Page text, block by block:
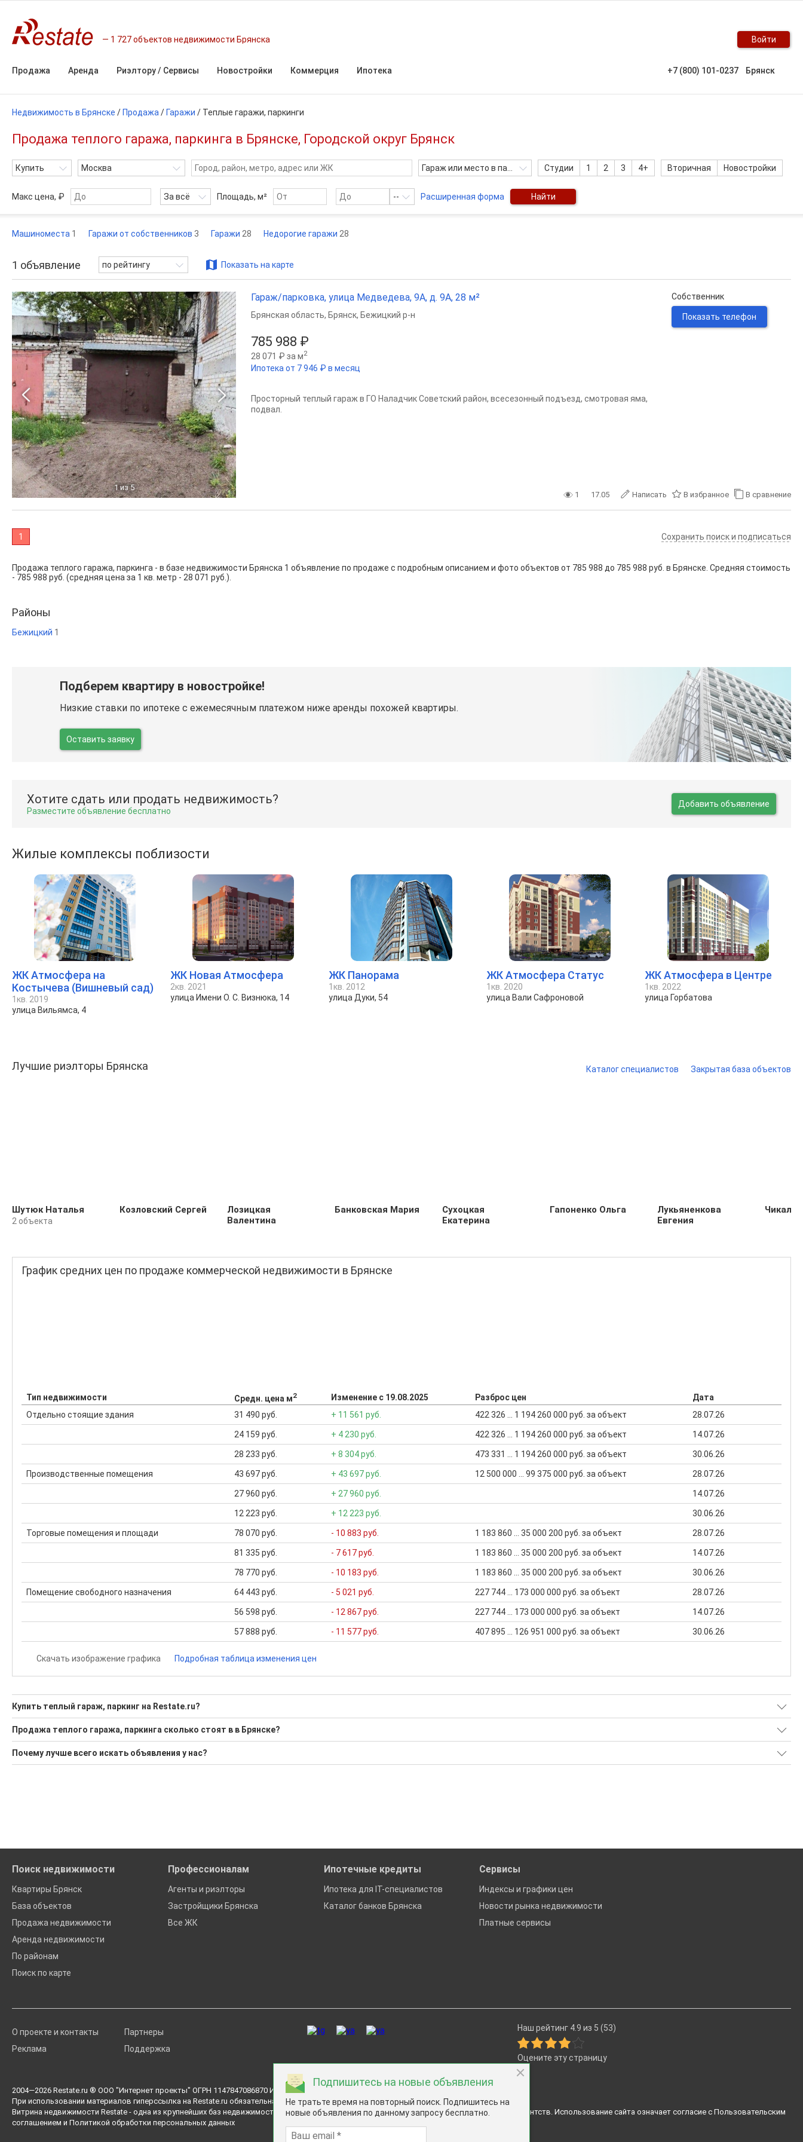
1 727 объектов недвижимости Брянска Войти
Продажа Аренда Риэлтору / Сервисы Новостройки Коммерция Ипотека +7 (800) 101-0237 Брянск
Недвижимость в Брянске / Продажа / Гаражи / Теплые гаражи, паркинги
Продажа теплого гаража, паркинга в Брянске, Городской округ Брянск
Купить Москва Гараж или место в паркинге Студии 1 2 3 4+ Вторичная Новостройки
Макс цена, ₽ За всё Площадь, м² -- Расширенная форма Найти
Машиноместа 1 Гаражи от собственников 3 Гаражи 28 Недорогие гаражи 28
1 объявление по рейтингу Показать на карте
1 из 5
Гараж/парковка, улица Медведева, 9А, д. 9А, 28 м²
785 988 ₽
28 071 ₽ за м2
Ипотека от 7 946 ₽ в месяц
Брянская область, Брянск, Бежицкий р-н
Просторный теплый гараж в ГО Наладчик Советский район, всесезонный подъезд, смотровая яма,
подвал.
Собственник
Показать телефон
1 17.05 Написать В избранное В сравнение
1 Сохранить поиск и подписаться
Продажа теплого гаража, паркинга - в базе недвижимости Брянска 1 объявление по продаже с подробным описанием и фото объектов от 785 988 до 785 988 руб. в Брянске. Средняя стоимость
- 785 988 руб. (средняя цена за 1 кв. метр - 28 071 руб.).
Районы
Бежицкий 1
Подберем квартиру в новостройке!
Низкие ставки по ипотеке с ежемесячным платежом ниже аренды похожей квартиры.
Оставить заявку
Хотите сдать или продать недвижимость?
Разместите объявление бесплатно
Добавить объявление
Подпишитесь на новые объявления
Не тратьте время на повторный поиск. Подпишитесь на
новые объявления по данному запросу бесплатно.
Жилые комплексы поблизости
ЖК Атмосфера на
Костычева (Вишневый сад)
1кв. 2019
улица Вильямса, 4
ЖК Новая Атмосфера
2кв. 2021
улица Имени О. С. Визнюка, 14
ЖК Панорама
1кв. 2012
улица Дуки, 54
ЖК Атмосфера Статус
1кв. 2020
улица Вали Сафроновой
ЖК Атмосфера в Центре
1кв. 2022
улица Горбатова
Лучшие риэлторы Брянска Каталог специалистов Закрытая база объектов
Шутюк Наталья
2 объекта
Козловский Сергей
Лозицкая
Валентина
Банковская Мария
Сухоцкая
Екатерина
Гапоненко Ольга
Лукьяненкова
Евгения
График средних цен по продаже коммерческой недвижимости в Брянске
Тип недвижимости Средн. цена м2 Изменение с 19.08.2025 Разброс цен
Дата
Отдельно стоящие здания
31 490 руб. + 11 561 руб. 422 326 ... 1 194 260 000 руб. за объект 28.07.26
24 159 руб. + 4 230 руб. 422 326 ... 1 194 260 000 руб. за объект 14.07.26
28 233 руб. + 8 304 руб. 473 331 ... 1 194 260 000 руб. за объект 30.06.26
Производственные помещения 43 697 руб. + 43 697 руб. 12 500 000 ... 99 375 000 руб. за объект 28.07.26
27 960 руб. + 27 960 руб. 14.07.26
12 223 руб. + 12 223 руб. 30.06.26
Торговые помещения и площади 78 070 руб. - 10 883 руб. 1 183 860 ... 35 000 200 руб. за объект 28.07.26
81 335 руб. - 7 617 руб. 1 183 860 ... 35 000 200 руб. за объект 14.07.26
78 770 руб. - 10 183 руб. 1 183 860 ... 35 000 200 руб. за объект 30.06.26
Помещение свободного назначения 64 443 руб. - 5 021 руб. 227 744 ... 173 000 000 руб. за объект 28.07.26
56 598 руб. - 12 867 руб. 227 744 ... 173 000 000 руб. за объект 14.07.26
57 888 руб. - 11 577 руб. 407 895 ... 126 951 000 руб. за объект 30.06.26
Скачать изображение графика Подробная таблица изменения цен
Купить теплый гараж, паркинг на Restate.ru?
1 актуальное и проверенное объявление
Продажа теплого гаража, паркинга сколько стоят в в Брянске?
Минимальная цена: 785 988 Р. Максимальная цена: 785 988 Р; Средняя: 785 988 Р
Средняя цена за м2: 28 071 Р
Почему лучше всего искать объявления у нас?
Поиск недвижимости
Квартиры Брянск
База объектов
Продажа недвижимости
Аренда недвижимости
По районам
Поиск по карте
Профессионалам
Агенты и риэлторы
Застройщики Брянска
Все ЖК
Ипотечные кредиты
Ипотека для IT-специалистов
Каталог банков Брянска
Сервисы
Индексы и графики цен
Новости рынка недвижимости
Платные сервисы
О проекте и контакты
Реклама
Партнеры
Поддержка
Наш рейтинг 4.9 из 5 (53)
Оцените эту страницу
2004—2026 Restate.ru ® ООО "Интернет проекты" ОГРН 1147847086870 ИНН 7811574827, email
При использовании материалов гиперссылка на Restate.ru обязательна.
Витрина недвижимости Restate - одна из крупнейших баз недвижимости России и агрегатор новостроек и предложений застройщиков и агентств. Использование сайта означает согласие с Пользовательским
соглашением и Политикой обработки персональных данных